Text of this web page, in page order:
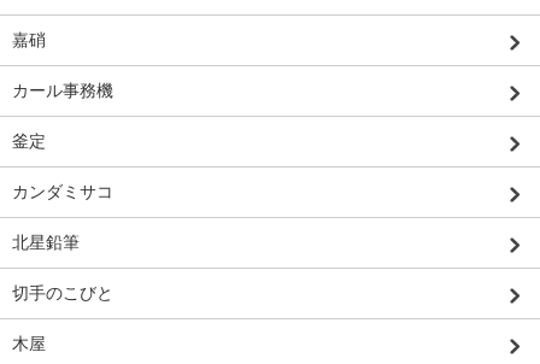
嘉硝
カール事務機
釜定
カンダミサコ
北星鉛筆
切手のこびと
木屋